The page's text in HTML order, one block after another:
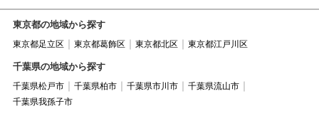
東京都の地域から探す
東京都足立区 東京都葛飾区 東京都北区 東京都江戸川区
千葉県の地域から探す
千葉県松戸市 千葉県柏市 千葉県市川市
千葉県流山市
千葉県我孫子市